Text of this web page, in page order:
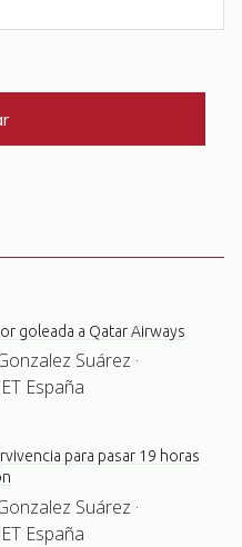
goleada a Qatar Airways
Suárez ·
España
para pasar 19 horas
Suárez ·
España